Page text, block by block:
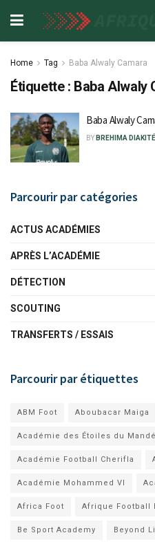
Home Tag Baba Alwaly Camara
Étiquette : Baba Alwaly
Baba Alwaly
BY BREHIMA DIAKITÉ
Parcourir par catégories
ACTUS ACADÉMIES
APRÈS L’ACADÉMIE
DÉTECTION
SCOUTING
TRANSFERTS / ESSAIS
Parcourir par étiquettes
ABM Foot Aboubacar Maiga
Académie des Étoiles du Mandé
Académie Football Cherifla
Académie Mohammed VI
Africa Foot Afrique Football
Be Sport Academy Beyond